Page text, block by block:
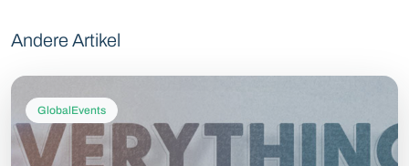
Andere Artikel
GlobalEvents